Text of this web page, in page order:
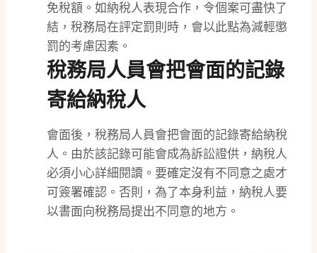
免稅額。如納稅人表現合作，令個案可盡快了
結，稅務局在評定罰則時，會以此點為減輕懲
罰的考慮因素。
稅務局人員會把會面的記錄
寄給納稅人
會面後，稅務局人員會把會面的記錄寄給納稅
人。由於該記錄可能會成為訴訟證供，納稅人
必須小心詳細閱讀。要確定沒有不同意之處才
可簽署確認。否則，為了本身利益，納稅人要
以書面向稅務局提出不同意的地方。